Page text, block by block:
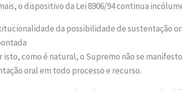
o dispositivo da Lei 8906/94 continua
da possibilidade de sustentação
como é natural, o Supremo não se
oral em todo processo e recurso.